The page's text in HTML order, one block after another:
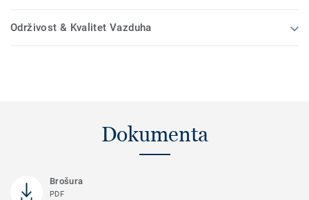
Održivost & Kvalitet Vazduha
Dokumenta
Brošura
PDF